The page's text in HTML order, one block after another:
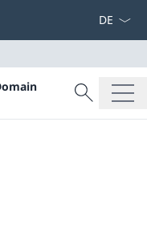
Suche
Suche